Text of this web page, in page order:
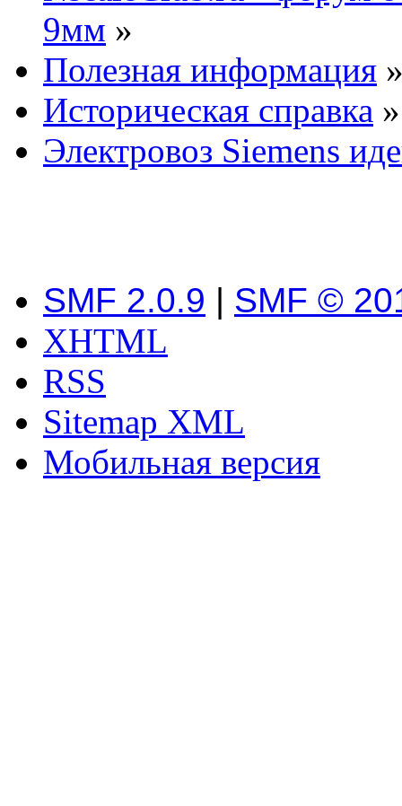
9мм »
Полезная информация
Историческая справка »
Электровоз Siemens
SMF 2.0.9 | SMF ©
XHTML
RSS
Sitemap XML
Мобильная версия